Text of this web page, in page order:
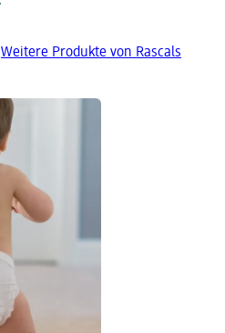
Weitere Produkte von Rascals